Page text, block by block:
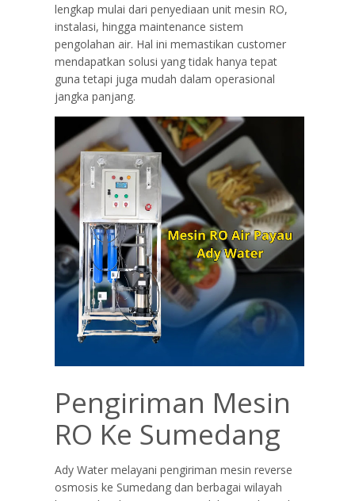
lengkap mulai dari penyediaan unit mesin RO,
instalasi, hingga maintenance sistem
pengolahan air. Hal ini memastikan customer
mendapatkan solusi yang tidak hanya tepat
guna tetapi juga mudah dalam operasional
jangka panjang.
Pengiriman Mesin
RO Ke Sumedang
Ady Water melayani pengiriman mesin reverse
osmosis ke Sumedang dan berbagai wilayah